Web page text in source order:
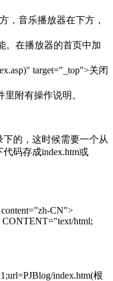
，音乐播放器在下方，
。在播放器的首页中加
target="_top">关闭
里附有操作说明。
的，这时候需要一个从
码存成index.htm或
CN">
html;
index.htm(根